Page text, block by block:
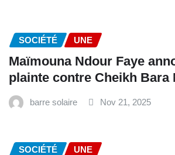
SOCIÉTÉ UNE
Maïmouna Ndour Faye
plainte contre Cheikh Bara
barre solaire Nov 21, 2025
SOCIÉTÉ UNE